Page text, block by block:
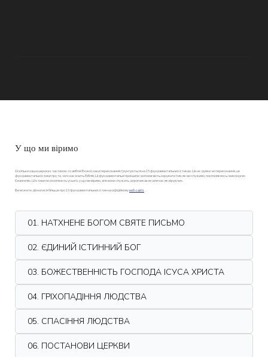
У що ми віримо
Оскільки наша церква є частиною Асамблеї Божої, наші переконання ґрунтуються на 16 фундаментальних істинах. Це не думки чи переконання, це
фундаментальні істини про те, чого нас вчить Біблія. Ці фундаментальні принципи допомагають керувати тим, як ми служимо, поклоняємось і виконуємо
Євангелію. Ці істини не охоплюють усього, у що ми віримо, але вони служать дороговказом для нас як віруючих.
Ви можете дізнатися більше про 16 фундаментальних істин на офіційномувеб-сайті.
01. НАТХНЕНЕ БОГОМ СВЯТЕ ПИСЬМО
02. ЄДИНИЙ ІСТИННИЙ БОГ
03. БОЖЕСТВЕННІСТЬ ГОСПОДА ІСУСА ХРИСТА
04. ГРІХОПАДІННЯ ЛЮДСТВА
05. СПАСІННЯ ЛЮДСТВА
06. ПОСТАНОВИ ЦЕРКВИ